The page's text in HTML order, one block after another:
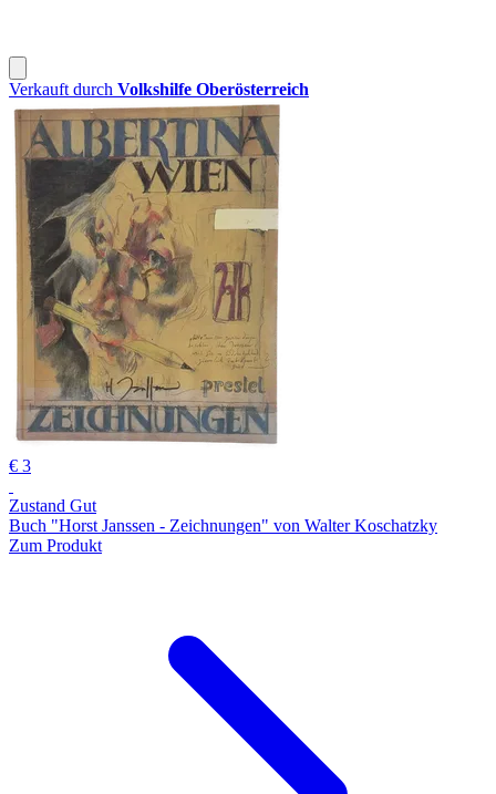
Verkauft durch Volkshilfe Oberösterreich
€ 3
Zustand Gut
Buch "Horst Janssen - Zeichnungen" von Walter Koschatzky
Zum Produkt